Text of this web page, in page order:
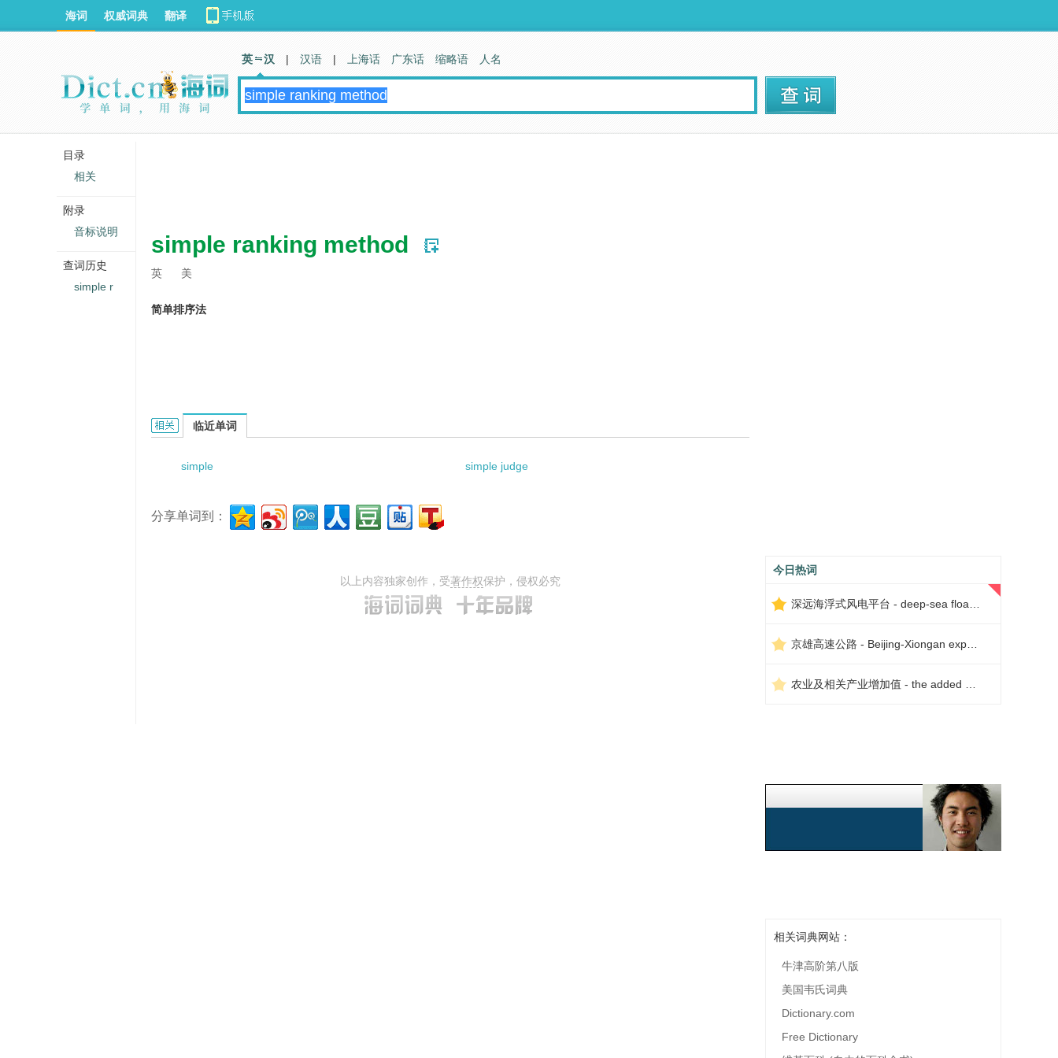
simple ranking method
英 美
简单排序法
simple ranking method的相关资料：
临近单词
simple simple judge
分享单词到：
以上内容独家创作，受著作权保护，侵权必究
今日热词
相关词典网站：
牛津高阶第八版
美国韦氏词典
Dictionary.com
Free Dictionary
海词 权威词典 翻译
英 汉 | 汉语 | 上海话 广东话 缩略语 人名
目录
相关
附录
音标说明
查词历史
simple r